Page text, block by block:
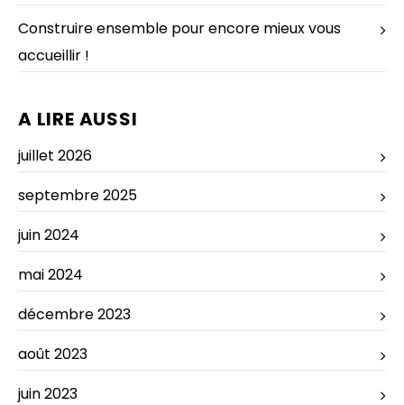
Construire ensemble pour encore mieux vous
accueillir !
A LIRE AUSSI
juillet 2026
septembre 2025
juin 2024
mai 2024
décembre 2023
août 2023
juin 2023